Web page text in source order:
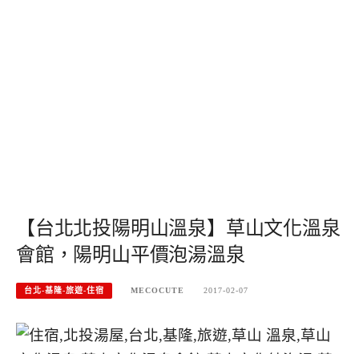
【台北北投陽明山溫泉】草山文化溫泉
會館，陽明山平價泡湯溫泉
台北-基隆-旅遊-住宿 MECOCUTE 2017-02-07